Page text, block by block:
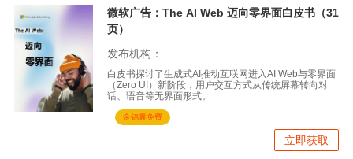
微软广告：The AI Web 迈向零界面白皮书（31
页）
发布机构：
白皮书探讨了生成式AI推动互联网进入AI Web与零界面
（Zero UI）新阶段，用户交互方式从传统屏幕转向对
话、语音等无界面形式。
金锦囊免费
立即获取